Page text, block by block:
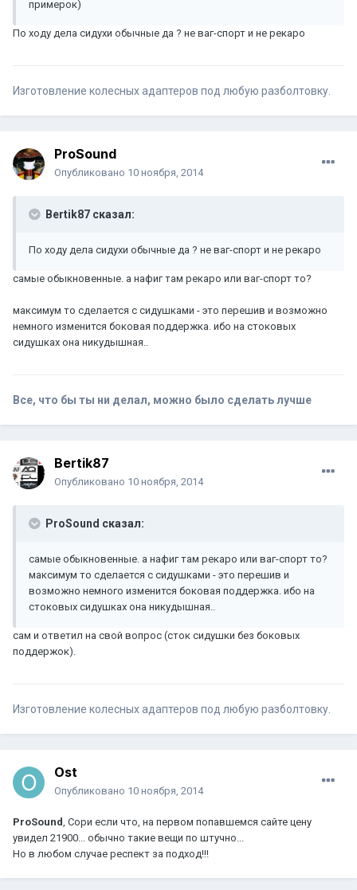
примерок)
По ходу дела сидухи обычные да ? не ваг-спорт и не рекаро
Изготовление колесных адаптеров под любую разболтовку.
ProSound
Опубликовано 10 ноября, 2014
Bertik87 сказал:
По ходу дела сидухи обычные да ? не ваг-спорт и не рекаро
самые обыкновенные. а нафиг там рекаро или ваг-спорт то?
максимум то сделается с сидушками - это перешив и возможно
немного изменится боковая поддержка. ибо на стоковых
сидушках она никудышная..
Все, что бы ты ни делал, можно было сделать лучше
Bertik87
Опубликовано 10 ноября, 2014
ProSound сказал:
самые обыкновенные. а нафиг там рекаро или ваг-спорт то?
максимум то сделается с сидушками - это перешив и
возможно немного изменится боковая поддержка. ибо на
стоковых сидушках она никудышная..
сам и ответил на свой вопрос (сток сидушки без боковых
поддержок).
Изготовление колесных адаптеров под любую разболтовку.
Ost
Опубликовано 10 ноября, 2014
ProSound, Сори если что, на первом попавшемся сайте цену
увидел 21900... обычно такие вещи по штучно...
Но в любом случае респект за подход!!!